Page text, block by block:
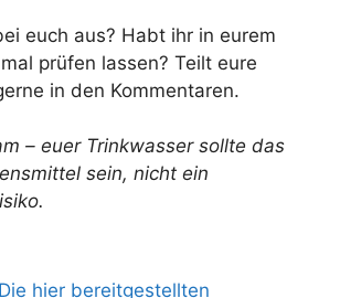
euch aus? Habt ihr in eurem
prüfen lassen? Teilt eure
in den Kommentaren.
– euer Trinkwasser sollte das
sein, nicht ein
Die hier bereitgestellten